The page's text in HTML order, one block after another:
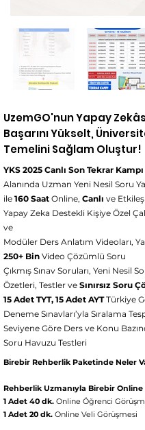
UzemGO'nun Yapay
Başarını Yükselt,
Temelini Sağlam Oluştur!
YKS 2025 Canlı Son Tekrar
Alanında Uzman Yeni Nesil Soru
ile 160 Saat Online, Canlı ve
Yapay Zeka Destekli Kişiye Özel
ve
Modüler Ders Anlatım Videoları,
250+ Bin Video Çözümlü Soru
Çıkmış Sınav Soruları, Yeni Nesil
Özetleri, Testler ve Sınırsız Soru
15 Adet TYT, 15 Adet AYTTürkiye
Deneme Sınavları’yla Sıralama
Seviyene Göre Ders ve Konu
Soru Havuzu Testleri
Birebir Rehberlik Paketinde Neler
Rehberlik Uzmanıyla Birebir
1 Adet 40 dk. Online Öğrenci
1 Adet 20 dk. Online Veli Görüşmesi